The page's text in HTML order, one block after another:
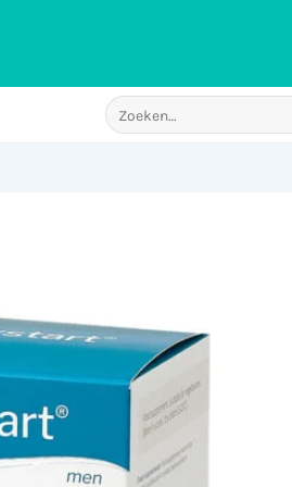
Zoeken
naar: